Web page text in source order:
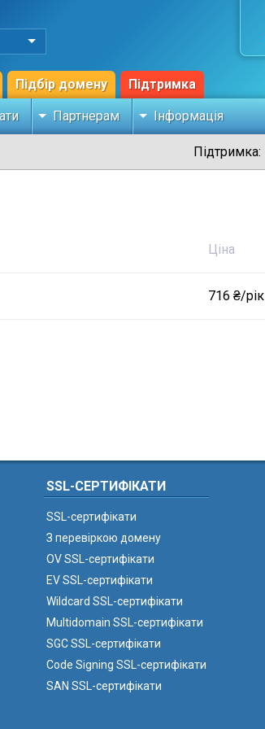
Підбір домену Підтримка
Партнерам Інформація
Підтримка:
Ціна
716 ₴/рік
SSL-СЕРТИФІКАТИ
SSL-сертифікати
З перевіркою домену
OV SSL-сертифікати
EV SSL-сертифікати
Wildcard SSL-сертифікати
Multidomain SSL-сертифікати
SGC SSL-сертифікати
Code Signing SSL-сертифікати
SAN SSL-сертифікати